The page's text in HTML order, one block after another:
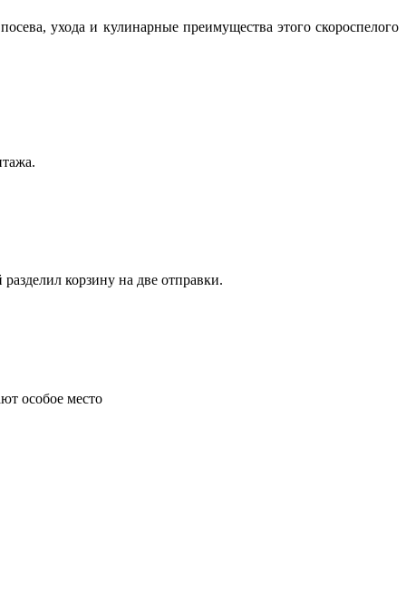
ухода и кулинарные преимущества этого скороспелого
корзину на две отправки.
особое место